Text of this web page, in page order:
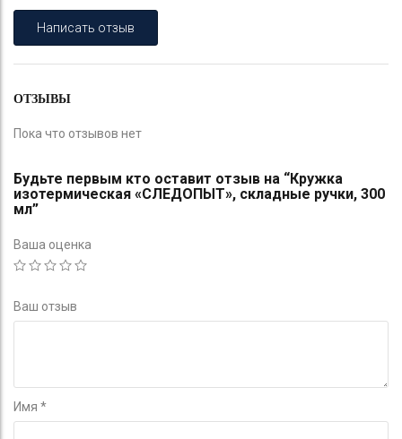
Написать отзыв
ОТЗЫВЫ
Пока что отзывов нет
Будьте первым кто оставит отзыв на “Кружка
изотермическая «СЛЕДОПЫТ», складные ручки, 300
мл”
Ваша оценка
Ваш отзыв
Имя *